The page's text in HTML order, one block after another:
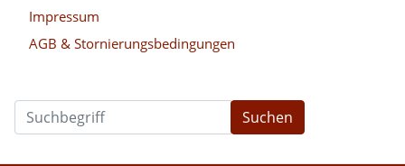
Impressum
AGB & Stornierungsbedingungen
Suchen